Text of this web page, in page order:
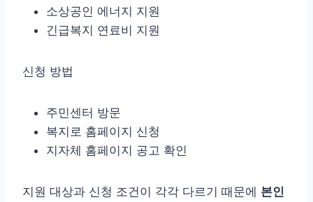
소상공인 에너지 지원
긴급복지 연료비 지원
신청 방법
주민센터 방문
복지로 홈페이지 신청
지자체 홈페이지 공고 확인
지원 대상과 신청 조건이 각각 다르기 때문에 본인